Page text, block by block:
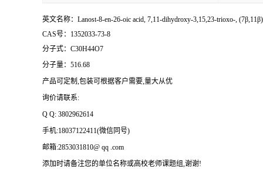
英文名称：Lanost-8-en-26-oic acid, 7,11-dihydroxy-3,15,23-trioxo-,
CAS号：1352033-73-8
分子式：C30H44O7
分子量：516.68
产品可定制,包装可根据客户需要,量大从优
询价请联系:
Q Q: 3802962614
手机:18037122411(微信同号)
邮箱:2853031810@ qq .com
添加时请备注您的单位名称或高校老师课题组,谢谢!